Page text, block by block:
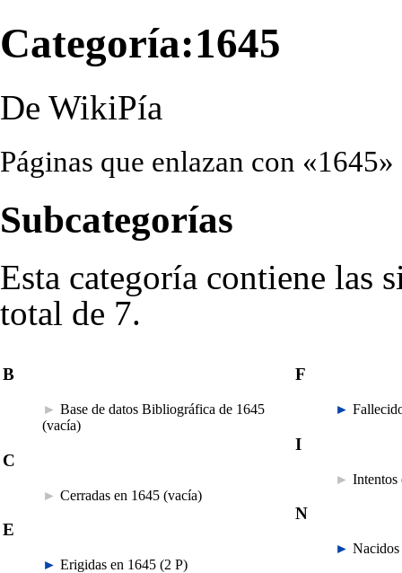
Categoría:1645
De WikiPía
Páginas que enlazan con «1645»
Subcategorías
Esta categoría contiene las
total de 7.
B
► Base de datos Bibliográfica de 1645
(vacía)
C
► Cerradas en 1645 (vacía)
E
► Erigidas en 1645 (2 P)
F
►
I
► Intentos
N
►